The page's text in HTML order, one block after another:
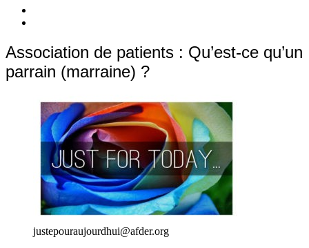
Association de patients : Qu’est-ce qu’un
parrain (marraine) ?
justepouraujourdhui@afder.org